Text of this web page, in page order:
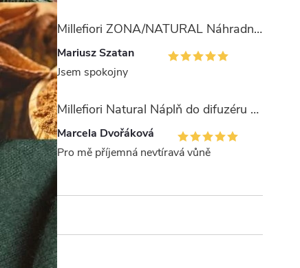
Millefiori ZONA/NATURAL Náhradní stébla pro difuzér 100ml
Mariusz Szatan
Jsem spokojny
Millefiori Natural Náplň do difuzéru 250ml/Legni e Fiori ďArancio
Marcela Dvořáková
Pro mě příjemná nevtíravá vůně